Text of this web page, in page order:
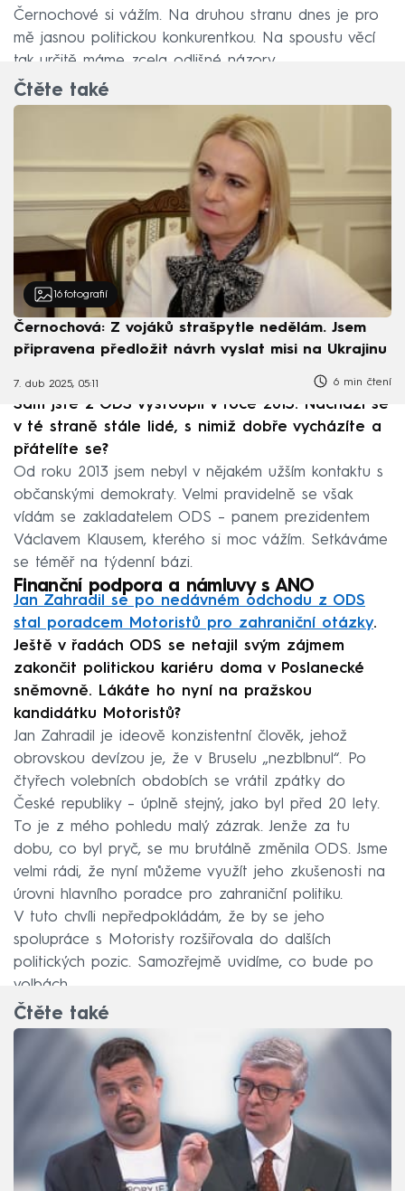
Černochové si vážím. Na druhou stranu dnes je pro
mě jasnou politickou konkurentkou. Na spoustu věcí
tak určitě máme zcela odlišné názory.
Čtěte také
16 fotografií
Černochová: Z vojáků strašpytle nedělám. Jsem
připravena předložit návrh vyslat misi na Ukrajinu
7. dub 2025, 05:11 6 min čtení
Sám jste z ODS vystoupil v roce 2013. Nachází se
v té straně stále lidé, s nimiž dobře vycházíte a
přátelíte se?
Od roku 2013 jsem nebyl v nějakém užším kontaktu s
občanskými demokraty. Velmi pravidelně se však
vídám se zakladatelem ODS – panem prezidentem
Václavem Klausem, kterého si moc vážím. Setkáváme
se téměř na týdenní bázi.
Finanční podpora a námluvy s ANO
Jan Zahradil se po nedávném odchodu z ODS
stal poradcem Motoristů pro zahraniční otázky.
Ještě v řadách ODS se netajil svým zájmem
zakončit politickou kariéru doma v Poslanecké
sněmovně. Lákáte ho nyní na pražskou
kandidátku Motoristů?
Jan Zahradil je ideově konzistentní člověk, jehož
obrovskou devízou je, že v Bruselu „nezblbnul“. Po
čtyřech volebních obdobích se vrátil zpátky do
České republiky – úplně stejný, jako byl před 20 lety.
To je z mého pohledu malý zázrak. Jenže za tu
dobu, co byl pryč, se mu brutálně změnila ODS. Jsme
velmi rádi, že nyní můžeme využít jeho zkušenosti na
úrovni hlavního poradce pro zahraniční politiku.
V tuto chvíli nepředpokládám, že by se jeho
spolupráce s Motoristy rozšiřovala do dalších
politických pozic. Samozřejmě uvidíme, co bude po
volbách.
Čtěte také